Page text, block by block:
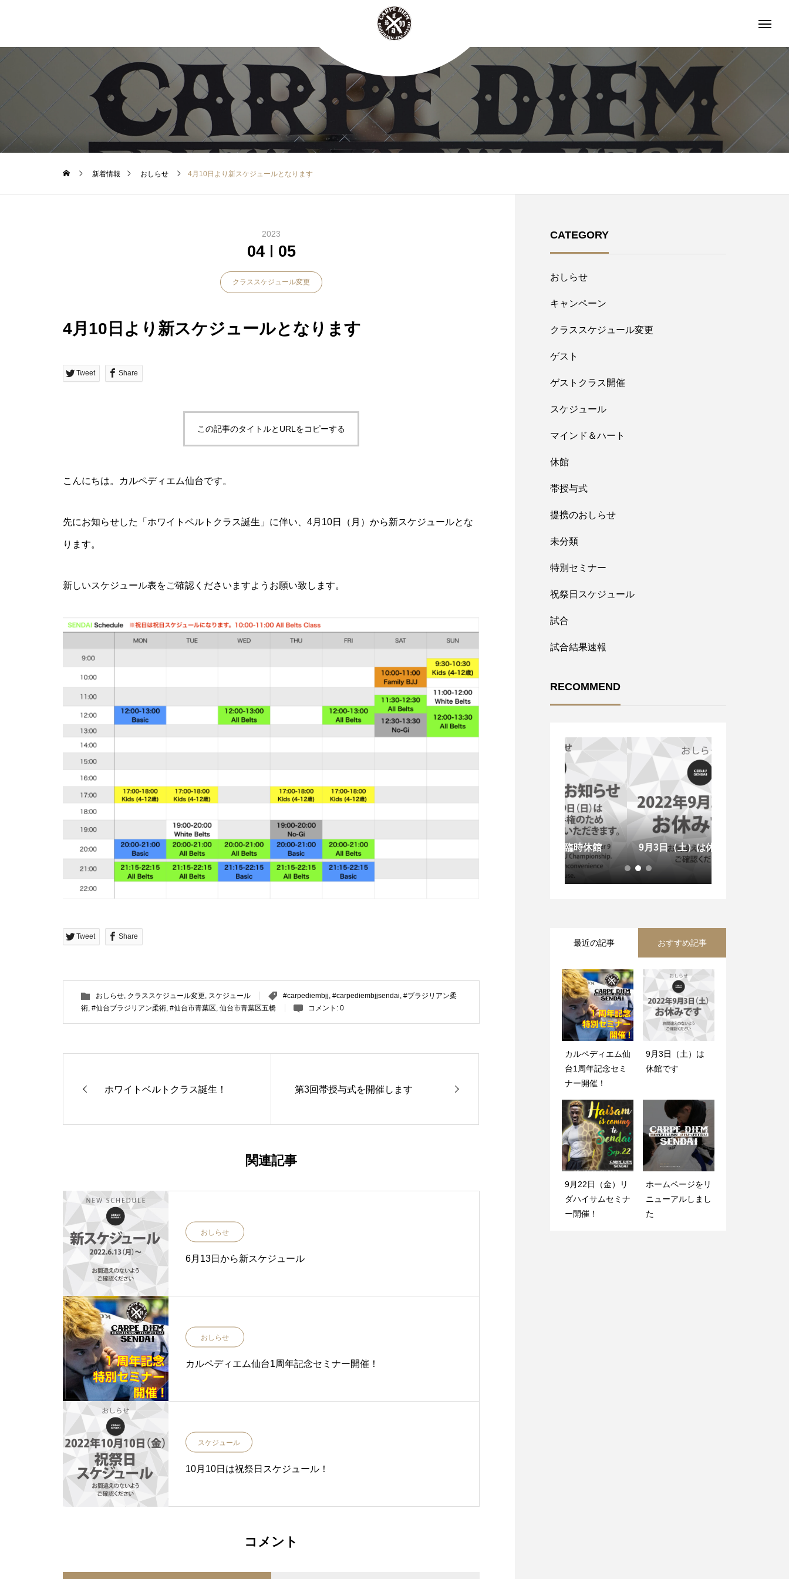
新着情報 おしらせ 4月10日より新スケジュールとなります
2023
04 05
クラススケジュール変更
4月10日より新スケジュールとなります
Tweet Share
この記事のタイトルとURLをコピーする
こんにちは。カルペディエム仙台です。
先にお知らせした「ホワイトベルトクラス誕生」に伴い、4月10日（月）から新スケジュールとな
ります。
新しいスケジュール表をご確認くださいますようお願い致します。
Tweet Share
おしらせ クラススケジュール変更 スケジュール #carpediembjj #carpediembjjsendai #ブラジリアン柔
術 #仙台ブラジリアン柔術 #仙台市青葉区 仙台市青葉区五橋 コメント: 0
ホワイトベルトクラス誕生！ 第3回帯授与式を開催します
関連記事
おしらせ
6月13日から新スケジュール
おしらせ
カルペディエム仙台1周年記念セミナー開催！
スケジュール
10月10日は祝祭日スケジュール！
コメント
CATEGORY
おしらせ
キャンペーン
クラススケジュール変更
ゲスト
ゲストクラス開催
スケジュール
マインド＆ハート
休館
帯授与式
提携のおしらせ
未分類
特別セミナー
祝祭日スケジュール
試合
試合結果速報
RECOMMEND
【休館日のお知らせ】 9月3日（土）は休館です
最近の記事 おすすめ記事
カルペディエム仙
台1周年記念セミ
ナー開催！
9月3日（土）は
休館です
9月22日（金）リ
ダハイサムセミナ
ー開催！
ホームページをリ
ニューアルしまし
た
2月11日（土）は
祝祭日スケジュー
ル
【12/28~1/3】休
館日のお知らせ
【9月の特別企
画】無料体験会開
催！
9月3日（土）は
休館です